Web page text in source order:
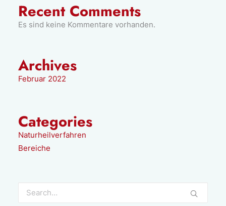
Recent Comments
Es sind keine Kommentare vorhanden.
Archives
Februar 2022
Categories
Naturheilverfahren
Bereiche